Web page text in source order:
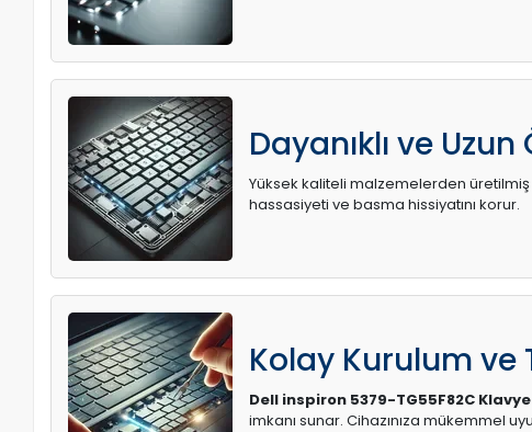
Dayanıklı ve
Yüksek kaliteli malzemelerden üretilmiş
hassasiyeti ve basma hissiyatını korur.
Kolay Kurulum ve
Dell inspiron 5379-TG55F82C Klavye
imkanı sunar. Cihazınıza mükemmel